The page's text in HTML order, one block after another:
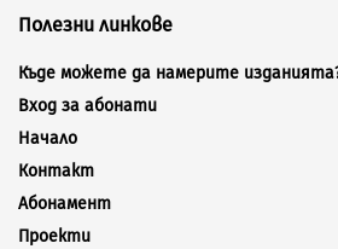
Полезни линкове
Къде можете да намерите
Вход за абонати
Начало
Контакт
Абонамент
Проекти